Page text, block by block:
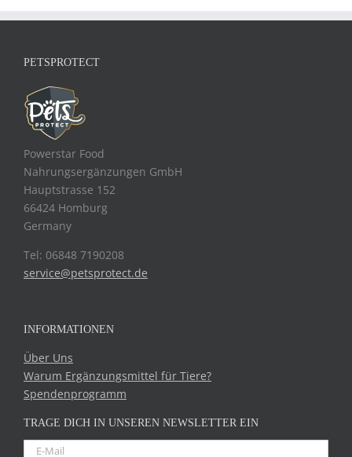
PETSPROTECT
Powerstar Food
Nahrungsergänzungen GmbH
Hauptstrasse 152
66424 Homburg
Germany
Tel: 06848 7190208
service@petsprotect.de
INFORMATIONEN
Über Uns
Warum Ergänzungsmittel für Tiere?
Spendenprogramm
TRAGE DICH IN UNSEREN NEWSLETTER EIN